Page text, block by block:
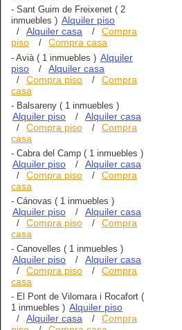
- Sant Guim de Freixenet ( 2
inmuebles ) Alquiler piso
/ Alquiler casa /
Compra
piso
/ Compra casa
- Avià ( 1 inmuebles ) Alquiler
piso
/ Alquiler casa
/ Compra piso /
Compra
casa
- Balsareny ( 1 inmuebles )
Alquiler piso / Alquiler casa
/ Compra piso /
Compra
casa
- Cabra del Camp ( 1 inmuebles )
Alquiler piso / Alquiler casa
/ Compra piso /
Compra
casa
- Cánovas ( 1 inmuebles )
Alquiler piso / Alquiler casa
/ Compra piso /
Compra
casa
- Canovelles ( 1 inmuebles )
Alquiler piso / Alquiler casa
/ Compra piso /
Compra
casa
- El Pont de Vilomara i Rocafort (
1 inmuebles ) Alquiler piso
/ Alquiler casa /
Compra